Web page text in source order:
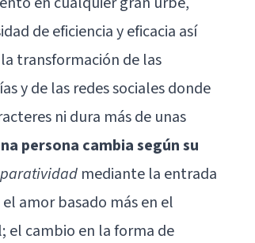
de eficiencia y eficacia así
transformación de las
y de las redes socialesdonde
ni dura más de unas
persona cambia según su
mediante la entrada
amor basado más en el
el cambio en la forma de